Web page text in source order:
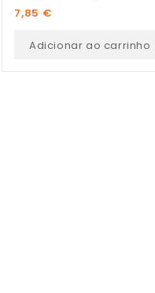
Preço
7,85 €
Adicionar ao carrinho